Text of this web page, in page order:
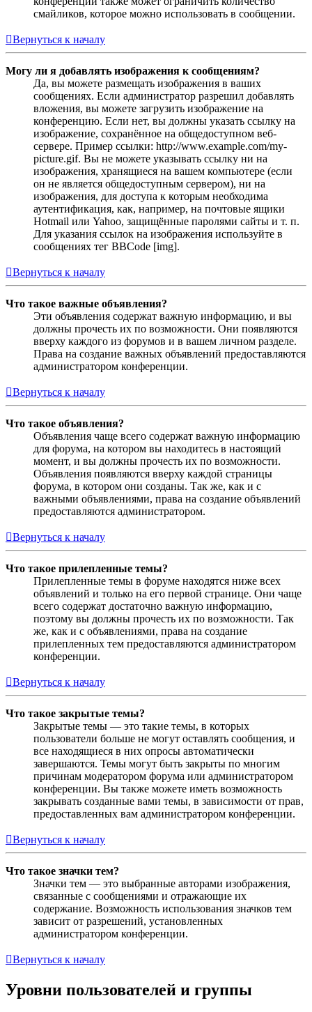
смайликов, которое можно использовать в сообщении.
Вернуться к началу
Могу ли я добавлять изображения к сообщениям?
Да, вы можете размещать изображения в ваших
сообщениях. Если администратор разрешил добавлять
вложения, вы можете загрузить изображение на
конференцию. Если нет, вы должны указать ссылку на
изображение, сохранённое на общедоступном веб-
сервере. Пример ссылки: http://www.example.com/my-
picture.gif. Вы не можете указывать ссылку ни на
изображения, хранящиеся на вашем компьютере (если
он не является общедоступным сервером), ни на
изображения, для доступа к которым необходима
аутентификация, как, например, на почтовые ящики
Hotmail или Yahoo, защищённые паролями сайты и т. п.
Для указания ссылок на изображения используйте в
сообщениях тег BBCode [img].
Вернуться к началу
Что такое важные объявления?
Эти объявления содержат важную информацию, и вы
должны прочесть их по возможности. Они появляются
вверху каждого из форумов и в вашем личном разделе.
Права на создание важных объявлений предоставляются
администратором конференции.
Вернуться к началу
Что такое объявления?
Объявления чаще всего содержат важную информацию
для форума, на котором вы находитесь в настоящий
момент, и вы должны прочесть их по возможности.
Объявления появляются вверху каждой страницы
форума, в котором они созданы. Так же, как и с
важными объявлениями, права на создание объявлений
предоставляются администратором.
Вернуться к началу
Что такое прилепленные темы?
Прилепленные темы в форуме находятся ниже всех
объявлений и только на его первой странице. Они чаще
всего содержат достаточно важную информацию,
поэтому вы должны прочесть их по возможности. Так
же, как и с объявлениями, права на создание
прилепленных тем предоставляются администратором
конференции.
Вернуться к началу
Что такое закрытые темы?
Закрытые темы — это такие темы, в которых
пользователи больше не могут оставлять сообщения, и
все находящиеся в них опросы автоматически
завершаются. Темы могут быть закрыты по многим
причинам модератором форума или администратором
конференции. Вы также можете иметь возможность
закрывать созданные вами темы, в зависимости от прав,
предоставленных вам администратором конференции.
Вернуться к началу
Что такое значки тем?
Значки тем — это выбранные авторами изображения,
связанные с сообщениями и отражающие их
содержание. Возможность использования значков тем
зависит от разрешений, установленных
администратором конференции.
Вернуться к началу
Уровни пользователей и группы